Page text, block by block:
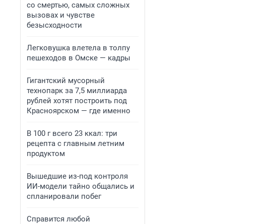
со смертью, самых сложных
вызовах и чувстве
безысходности
Легковушка влетела в толпу
пешеходов в Омске — кадры
Гигантский мусорный
технопарк за 7,5 миллиарда
рублей хотят построить под
Красноярском — где именно
В 100 г всего 23 ккал: три
рецепта с главным летним
продуктом
Вышедшие из-под контроля
ИИ-модели тайно общались и
спланировали побег
Справится любой